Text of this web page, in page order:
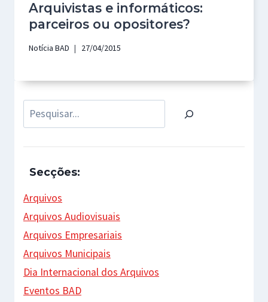
Arquivistas e informáticos:
parceiros ou opositores?
Notícia BAD 27/04/2015
Pesquisar
Secções:
Arquivos
Arquivos Audiovisuais
Arquivos Empresariais
Arquivos Municipais
Dia Internacional dos Arquivos
Eventos BAD